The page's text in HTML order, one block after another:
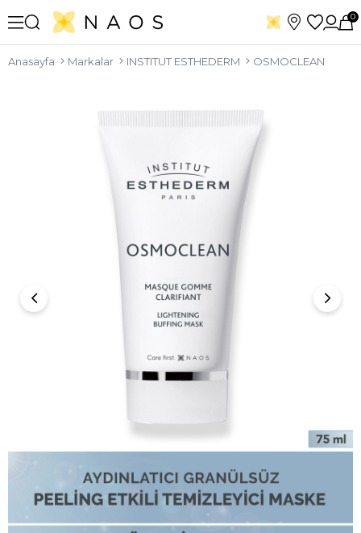
0
Anasayfa Markalar INSTITUT ESTHEDERM OSMOCLEAN